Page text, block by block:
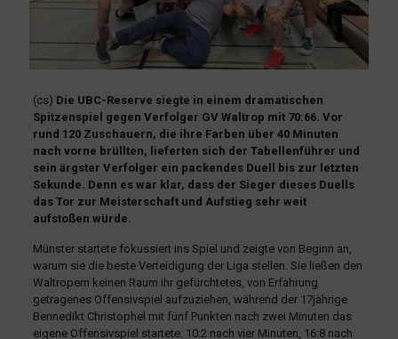
(cs) Die UBC-Reserve siegte in einem dramatischen
Spitzenspiel gegen Verfolger GV Waltrop mit 70:66. Vor
rund 120 Zuschauern, die ihre Farben über 40 Minuten
nach vorne brüllten, lieferten sich der Tabellenführer und
sein ärgster Verfolger ein packendes Duell bis zur letzten
Sekunde. Denn es war klar, dass der Sieger dieses Duells
das Tor zur Meisterschaft und Aufstieg sehr weit
aufstoßen würde.
Münster startete fokussiert ins Spiel und zeigte von Beginn an,
warum sie die beste Verteidigung der Liga stellen. Sie ließen den
Waltropern keinen Raum ihr gefürchtetes, von Erfahrung
getragenes Offensivspiel aufzuziehen, während der 17jährige
Bennedikt Christophel mit fünf Punkten nach zwei Minuten das
eigene Offensivspiel startete. 10:2 nach vier Minuten, 16:8 nach